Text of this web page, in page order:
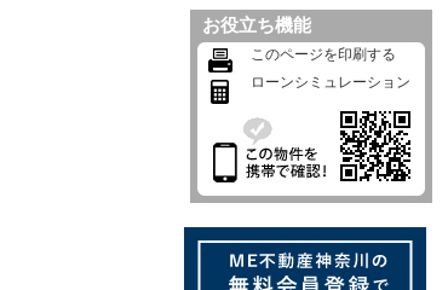
お役立ち機能
このページを印刷する
ローンシミュレーション